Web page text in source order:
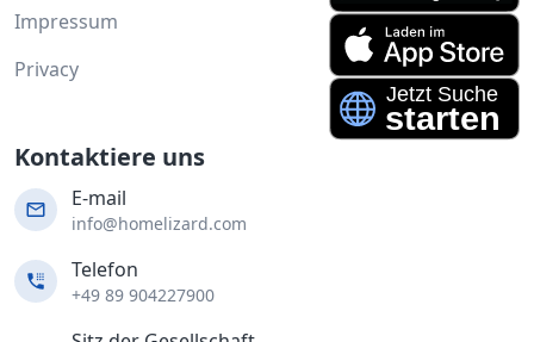
Impressum
Privacy
Kontaktiere uns
E-mail
info@homelizard.com
Telefon
+49 89 904227900